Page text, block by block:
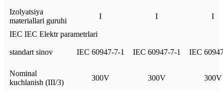
Izolyatsiya
materiallari guruhi
I I I
IEC IEC Elektr parametrlari
standart sinov IEC 60947-7-1 IEC 60947-7-1 IEC
Nominal
kuchlanish (III/3)
300V 300V 300V